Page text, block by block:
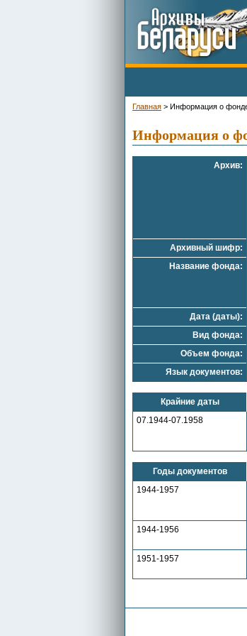
Главная > Информация о
Информация о
Архив:
Архивный шифр:
Название фонда:
Дата (даты):
Вид фонда:
Объем фонда:
Язык документов:
Крайние даты
07.1944-07.1958
Годы документов
1944-1957
1944-1956
1951-1957